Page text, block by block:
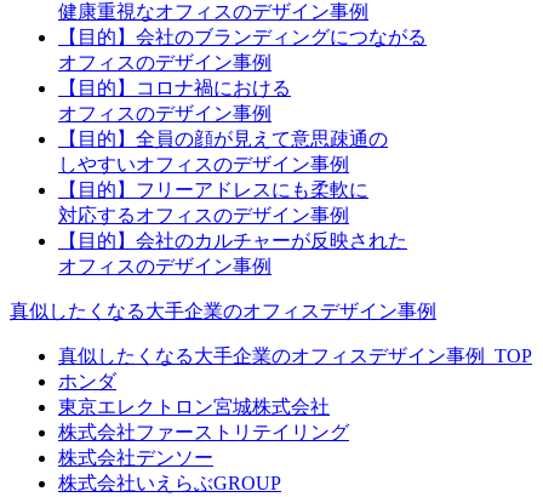
健康重視なオフィスのデザイン事例
【目的】会社のブランディングにつながる
オフィスのデザイン事例
【目的】コロナ禍における
オフィスのデザイン事例
【目的】全員の顔が見えて意思疎通の
しやすいオフィスのデザイン事例
【目的】フリーアドレスにも柔軟に
対応するオフィスのデザイン事例
【目的】会社のカルチャーが反映された
オフィスのデザイン事例
真似したくなる大手企業のオフィスデザイン事例
真似したくなる大手企業のオフィスデザイン事例_TOP
ホンダ
東京エレクトロン宮城株式会社
株式会社ファーストリテイリング
株式会社デンソー
株式会社いえらぶGROUP